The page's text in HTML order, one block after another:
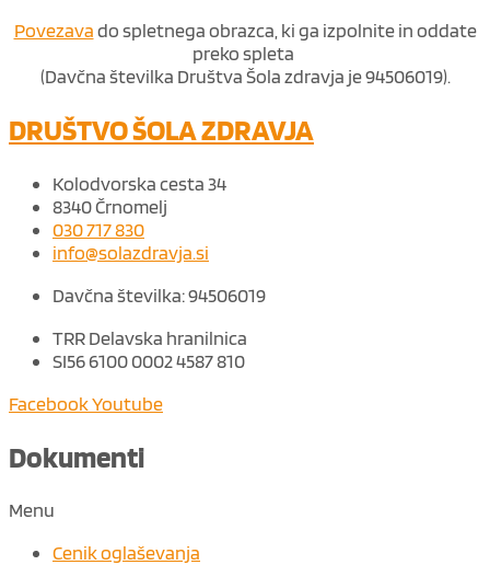
Povezavado spletnega obrazca, ki ga izpolnite in oddate
preko spleta
(Davčna številka Društva Šola zdravja je 94506019).
DRUŠTVO ŠOLA ZDRAVJA
Kolodvorska cesta 34
8340 Črnomelj
030 717 830
info@solazdravja.si
Davčna številka: 94506019
TRR Delavska hranilnica
SI56 6100 0002 4587 810
FacebookYoutube
Dokumenti
Menu
Cenik oglaševanja